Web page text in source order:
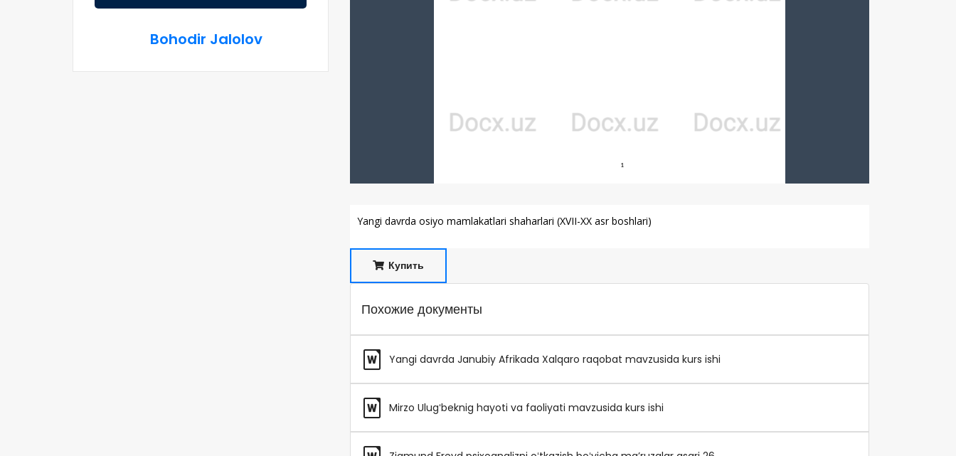
Bohodir Jalolov
Yangi davrda osiyo mamlakatlari shaharlari (XVII-XX asr boshlari)
Купить
Похожие документы
Yangi davrda Janubiy Afrikada Xalqaro raqobat mavzusida kurs ishi
Mirzo Ulugʻbeknig hayoti va faoliyati mavzusida kurs ishi